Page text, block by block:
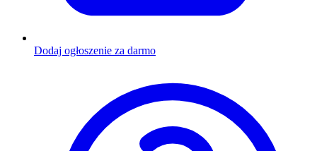
Dodaj ogłoszenie za darmo